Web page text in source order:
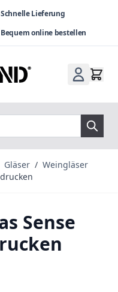
Schnelle Lieferung
Bequem online bestellen
Gläser / Weingläser
Sense